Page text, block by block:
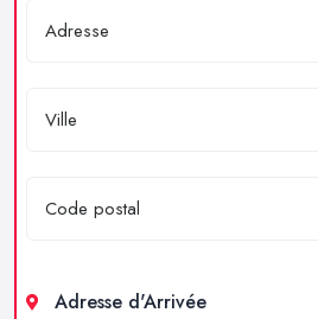
Adresse d'Arrivée